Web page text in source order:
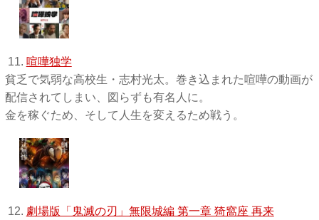
11. 喧嘩独学
貧乏で気弱な高校生・志村光太。巻き込まれた喧嘩の動画が
配信されてしまい、図らずも有名人に。
金を稼ぐため、そして人生を変えるため戦う。
12. 劇場版「鬼滅の刃」無限城編 第一章 猗窩座 再来